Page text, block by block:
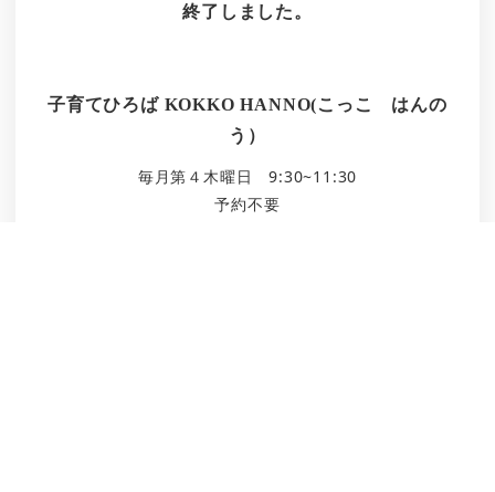
終了しました。
子育てひろば KOKKO HANNO(こっこ はんの
う）
毎月第４木曜日 9:30~11:30
予約不要